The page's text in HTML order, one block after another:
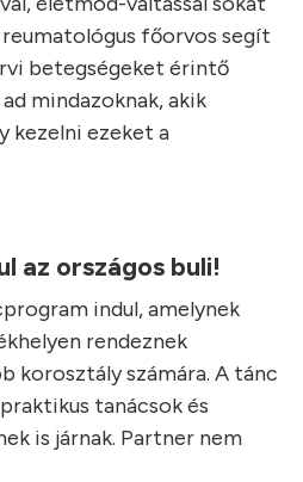
főorvos segít
betegségeket érintő
mindazoknak, akik
kezelni ezeket a
az országos buli!
indul, amelynek
rendeznek
korosztály számára. A tánc
tanácsok és
is járnak. Partner nem